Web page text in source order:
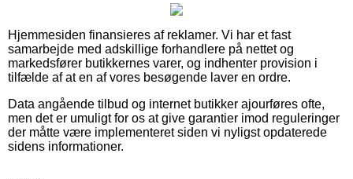
Hjemmesiden finansieres af reklamer. Vi har et fast
samarbejde med adskillige forhandlere på nettet og
markedsfører butikkernes varer, og indhenter provision i
tilfælde af at en af vores besøgende laver en ordre.
Data angående tilbud og internet butikker ajourføres ofte,
men det er umuligt for os at give garantier imod reguleringer
der måtte være implementeret siden vi nyligst opdaterede
sidens informationer.